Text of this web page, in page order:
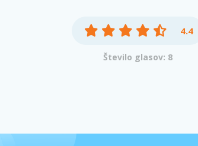
4.4
Število glasov: 8